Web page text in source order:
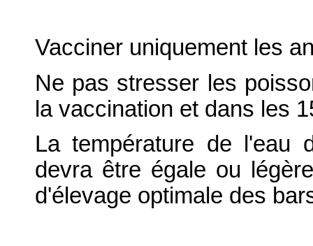
Vacciner uniquement les
Ne pas stresser les
la vaccination et dans les
La température de l'eau
devra être égale ou
d'élevage optimale des